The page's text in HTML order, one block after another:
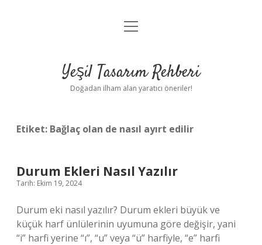
Anasayfa
Yasal Uyarı
menüyü
Yeşil Tasarım Rehberi
Doğadan ilham alan yaratıcı öneriler!
Etiket: Bağlaç olan de nasıl ayırt edilir
Durum Ekleri Nasıl Yazılır
Tarih: Ekim 19, 2024
Durum eki nasıl yazılır? Durum ekleri büyük ve
küçük harf ünlülerinin uyumuna göre değişir, yani
“i” harfi yerine “ı”, “u” veya “ü” harfiyle, “e” harfi